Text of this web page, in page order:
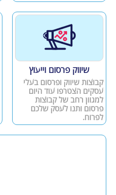
שיווק פרסום וייעוץ
קבוצות שיווק ופרסום בעלי
עסקים הצטרפו עוד היום
למגוון רחב של קבוצות
פרסום ותנו לעסק שלכם
לפרוח.